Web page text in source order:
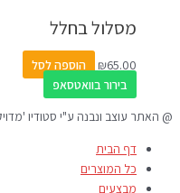
מסלול בחלל
₪65.00
הוספה לסל
בירור בוואטסאפ
@ האתר עוצב ונבנה ע"י סטודיו
דף הבית
כל המוצרים
מבצעים